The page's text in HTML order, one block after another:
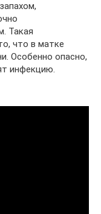
Такая
что в матке
Особенно опасно,
инфекцию.